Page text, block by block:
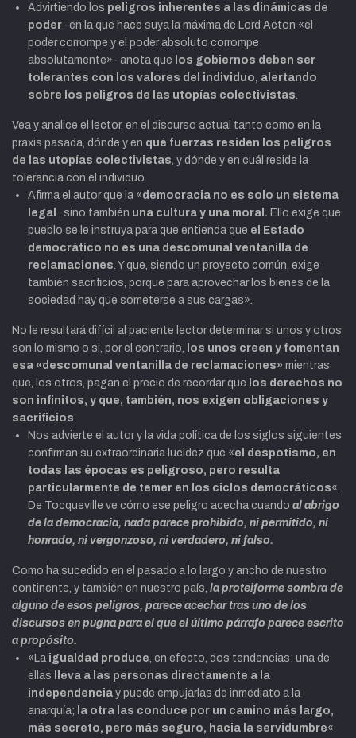
Advirtiendo los peligros inherentes a las dinámicas de
poder -en la que hace suya la máxima de Lord Acton «el
poder corrompe y el poder absoluto corrompe
absolutamente»- anota que los gobiernos deben ser
tolerantes con los valores del individuo, alertando
sobre los peligros de las utopías colectivistas.
Vea y analice el lector, en el discurso actual tanto como en la
praxis pasada, dónde y en qué fuerzas residen los peligros
de las utopías colectivistas, y dónde y en cuál reside la
tolerancia con el individuo.
Afirma el autor que la «democracia no es solo un sistema
legal , sino también una cultura y una moral. Ello exige que
pueblo se le instruya para que entienda que el Estado
democrático no es una descomunal ventanilla de
reclamaciones. Y que, siendo un proyecto común, exige
también sacrificios, porque para aprovechar los bienes de la
sociedad hay que someterse a sus cargas».
No le resultará difícil al paciente lector determinar si unos y otros
son lo mismo o si, por el contrario, los unos creen y fomentan
esa «descomunal ventanilla de reclamaciones» mientras
que, los otros, pagan el precio de recordar que los derechos no
son infinitos, y que, también, nos exigen obligaciones y
sacrificios.
Nos advierte el autory la vida política de los siglos siguientes
confirman su extraordinaria lucidez que «el despotismo, en
todas las épocas es peligroso, pero resulta
particularmente de temer en los ciclos democráticos«.
De Tocqueville ve cómo ese peligro acecha cuando al abrigo
de la democracia, nada parece prohibido, ni permitido, ni
honrado, ni vergonzoso, ni verdadero, ni falso.
Como ha sucedido en el pasado a lo largo y ancho de nuestro
continente, y también en nuestro país, la proteiforme sombra de
alguno de esos peligros, parece acechar tras uno de los
discursos en pugna para el que el último párrafo parece escrito
a propósito.
«La igualdad produce, en efecto, dos tendencias: una de
ellas
lleva a las personas directamente a la
independencia y puede empujarlas de inmediato a la
anarquía; la otra las conduce por un camino más largo,
más secreto, pero más seguro, hacia la servidumbre«